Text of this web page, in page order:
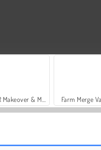
Farm Merge